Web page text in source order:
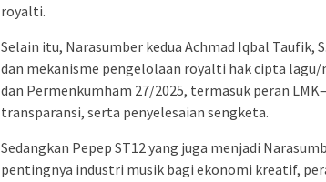
royalti.
Selain itu, Narasumber kedua Achmad Iqbal Taufik,
dan mekanisme pengelolaan royalti hak cipta lagu/
dan Permenkumham 27/2025, termasuk peran
transparansi, serta penyelesaian sengketa.
Sedangkan Pepep ST12 yang juga menjadi
pentingnya industri musik bagi ekonomi kreatif,